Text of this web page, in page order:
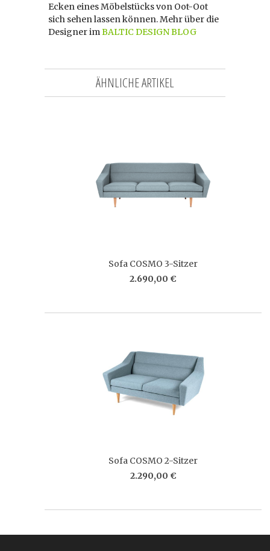
Ecken eines Möbelstücks von Oot-Oot
sich sehen lassen können. Mehr über die
Designer imBALTIC DESIGN BLOG
ÄHNLICHE ARTIKEL
Sofa COSMO 3-Sitzer
2.690,00 €
Sofa COSMO 2-Sitzer
2.290,00 €